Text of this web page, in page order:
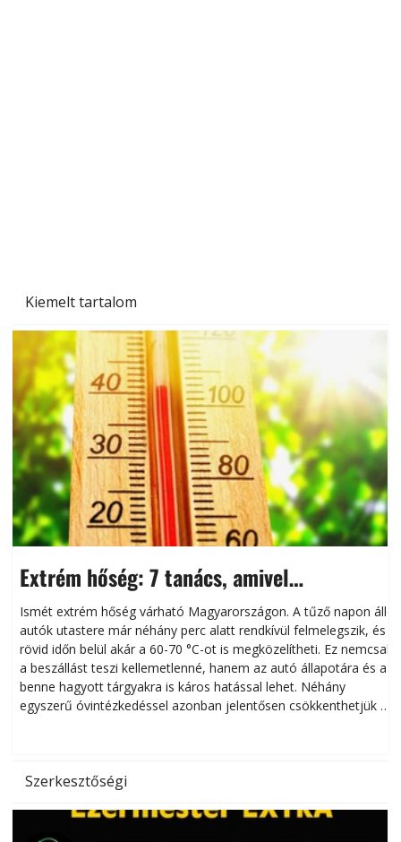
Kiemelt tartalom
Extrém hőség: 7 tanács, amivel
megóvhatjuk autónkat a nyári károktól
Ismét extrém hőség várható Magyarországon. A tűző napon álló
autók utastere már néhány perc alatt rendkívül felmelegszik, és
rövid időn belül akár a 60-70 °C-ot is megközelítheti. Ez nemcsak
a beszállást teszi kellemetlenné, hanem az autó állapotára és a
benne hagyott tárgyakra is káros hatással lehet. Néhány
egyszerű óvintézkedéssel azonban jelentősen csökkenthetjük a
Szerkesztőségi